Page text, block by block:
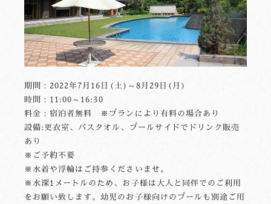
期間：2022年7月16日(土)～8月29日(月)
時間：11:00～16:30
料金：宿泊者無料 ※プランにより有料の場合あり
設備:更衣室、バスタオル、プールサイドでドリンク販売
あり
※ご予約不要
※水着や浮輪はご持参くださいませ。
※水深1メートルのため、お子様は大人と同伴でのご利用
をお願い致します。幼児のお子様向けのプールも別途ご用